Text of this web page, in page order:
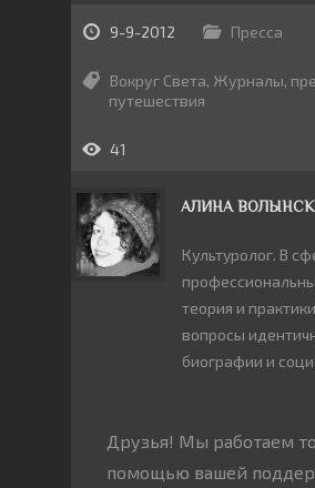
9-9-2012 Пресса
Вокруг Света, Журналы,
путешествия
41
АЛИНА
Культуролог. В
теория и
вопросы
биографии и
Друзья! Мы работаем
помощью вашей